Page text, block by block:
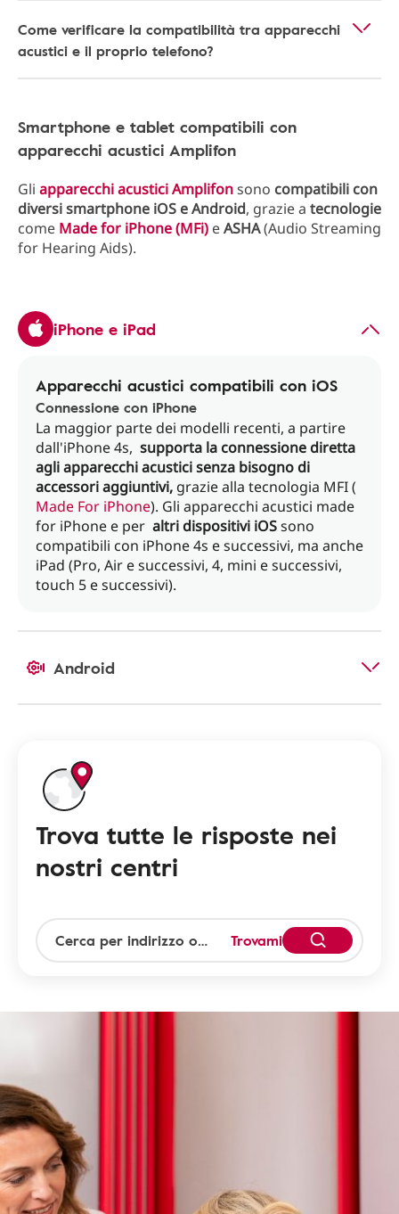
Come verificare la compatibilità tra apparecchi
acustici e il proprio telefono?
Smartphone e tablet compatibili con
apparecchi acustici Amplifon​
Gli apparecchi acustici Amplifonsono compatibili con
diversi smartphone iOS e Android, grazie a tecnologie
come Made for iPhone (MFi) eASHA(Audio Streaming
for Hearing Aids).
iPhone e iPad
Apparecchi acustici compatibili con iOS
Connessione con iPhone
La maggior parte dei modelli recenti, a partire
dall'iPhone 4s, supporta la connessione diretta
agli apparecchi acustici senza bisogno di
accessori aggiuntivi, grazie alla tecnologia MFI (
Made For iPhone). Gli apparecchi acustici made
for iPhone e per altri dispositivi iOSsono
compatibili con iPhone 4s e successivi, ma anche
iPad (Pro, Air e successivi, 4, mini e successivi,
touch 5 e successivi).
Android
Trova tutte le risposte nei
nostri centri
Trovami